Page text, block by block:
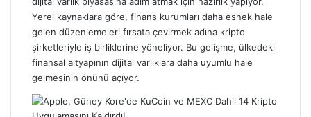
Yerel kaynaklara göre, finans kurumları daha esnek hale
gelen düzenlemeleri fırsata çevirmek adına kripto
şirketleriyle iş birliklerine yöneliyor. Bu gelişme, ülkedeki
finansal altyapının dijital varlıklara daha uyumlu hale
gelmesinin önünü açıyor.